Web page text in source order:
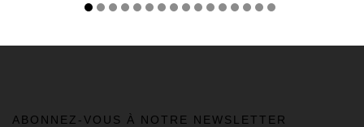
ABONNEZ-VOUS À NOTRE NEWSLETTER